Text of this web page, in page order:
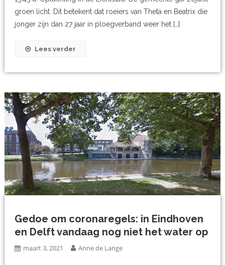
groen licht. Dit betekent dat roeiers van Theta en Beatrix die
jonger zijn dan 27 jaar in ploegverband weer het […]
Lees verder
Gedoe om coronaregels: in Eindhoven
en Delft vandaag nog niet het water op
maart 3, 2021 Anne de Lange